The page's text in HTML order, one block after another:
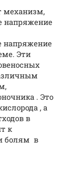
механизм,
напряжение
напряжение
Эти
. Это
, а
в
к
болям в